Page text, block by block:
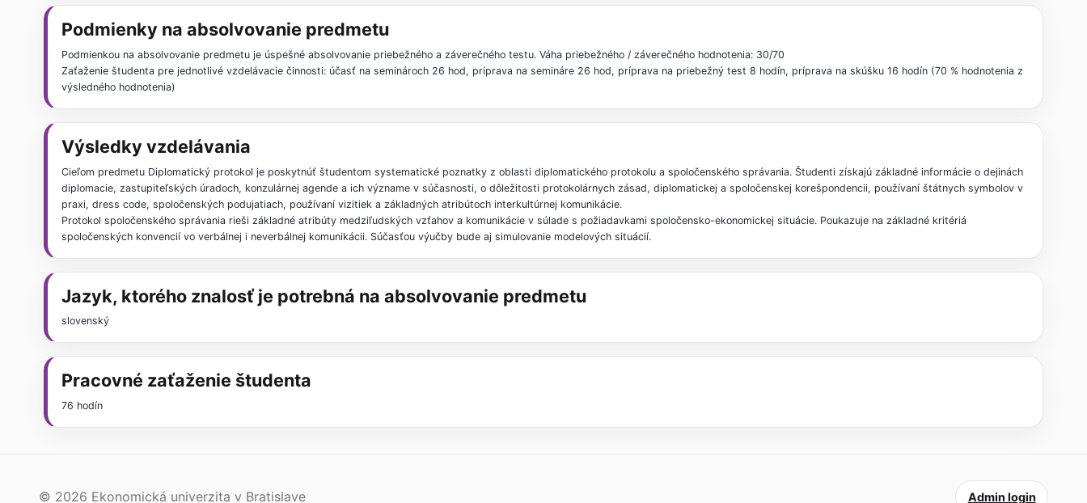
Podmienky na absolvovanie predmetu
Podmienkou na absolvovanie predmetu je úspešné absolvovanie priebežného a záverečného testu. Váha priebežného / záverečného hodnotenia: 30/70
Zaťaženie študenta pre jednotlivé vzdelávacie činnosti: účasť na seminároch 26 hod, príprava na semináre 26 hod, príprava na priebežný test 8 hodín, príprava na skúšku 16 hodín (70 % hodnotenia z
výsledného hodnotenia)
Výsledky vzdelávania
Cieľom predmetu Diplomatický protokol je poskytnúť študentom systematické poznatky z oblasti diplomatického protokolu a spoločenského správania. Študenti získajú základné informácie o dejinách
diplomacie, zastupiteľských úradoch, konzulárnej agende a ich význame v súčasnosti, o dôležitosti protokolárnych zásad, diplomatickej a spoločenskej korešpondencii, používaní štátnych symbolov v
praxi, dress code, spoločenských podujatiach, používaní vizitiek a základných atribútoch interkultúrnej komunikácie.
Protokol spoločenského správania rieši základné atribúty medziľudských vzťahov a komunikácie v súlade s požiadavkami spoločensko-ekonomickej situácie. Poukazuje na základné kritériá
spoločenských konvencií vo verbálnej i neverbálnej komunikácii. Súčasťou výučby bude aj simulovanie modelových situácií.
Jazyk, ktorého znalosť je potrebná na absolvovanie predmetu
slovenský
Pracovné zaťaženie študenta
76 hodín
© 2026 Ekonomická univerzita v Bratislave Admin login